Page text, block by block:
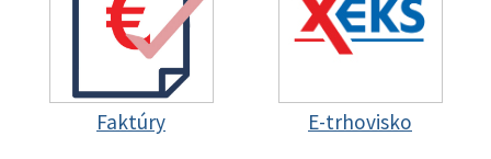
Faktúry E-trhovisko